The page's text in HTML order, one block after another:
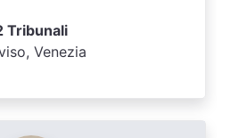
Tribunali
Venezia